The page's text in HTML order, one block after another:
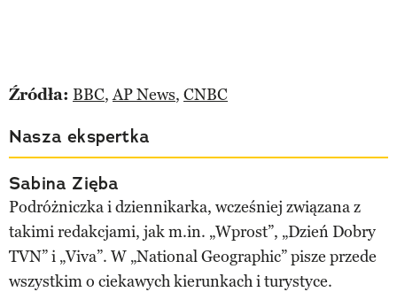
Źródła: BBC,AP News, CNBC
Nasza ekspertka
Sabina Zięba
Podróżniczka i dziennikarka, wcześniej związana z
takimi redakcjami, jak m.in. „Wprost”, „Dzień Dobry
TVN” i „Viva”. W „National Geographic” pisze przede
wszystkim o ciekawych kierunkach i turystyce.